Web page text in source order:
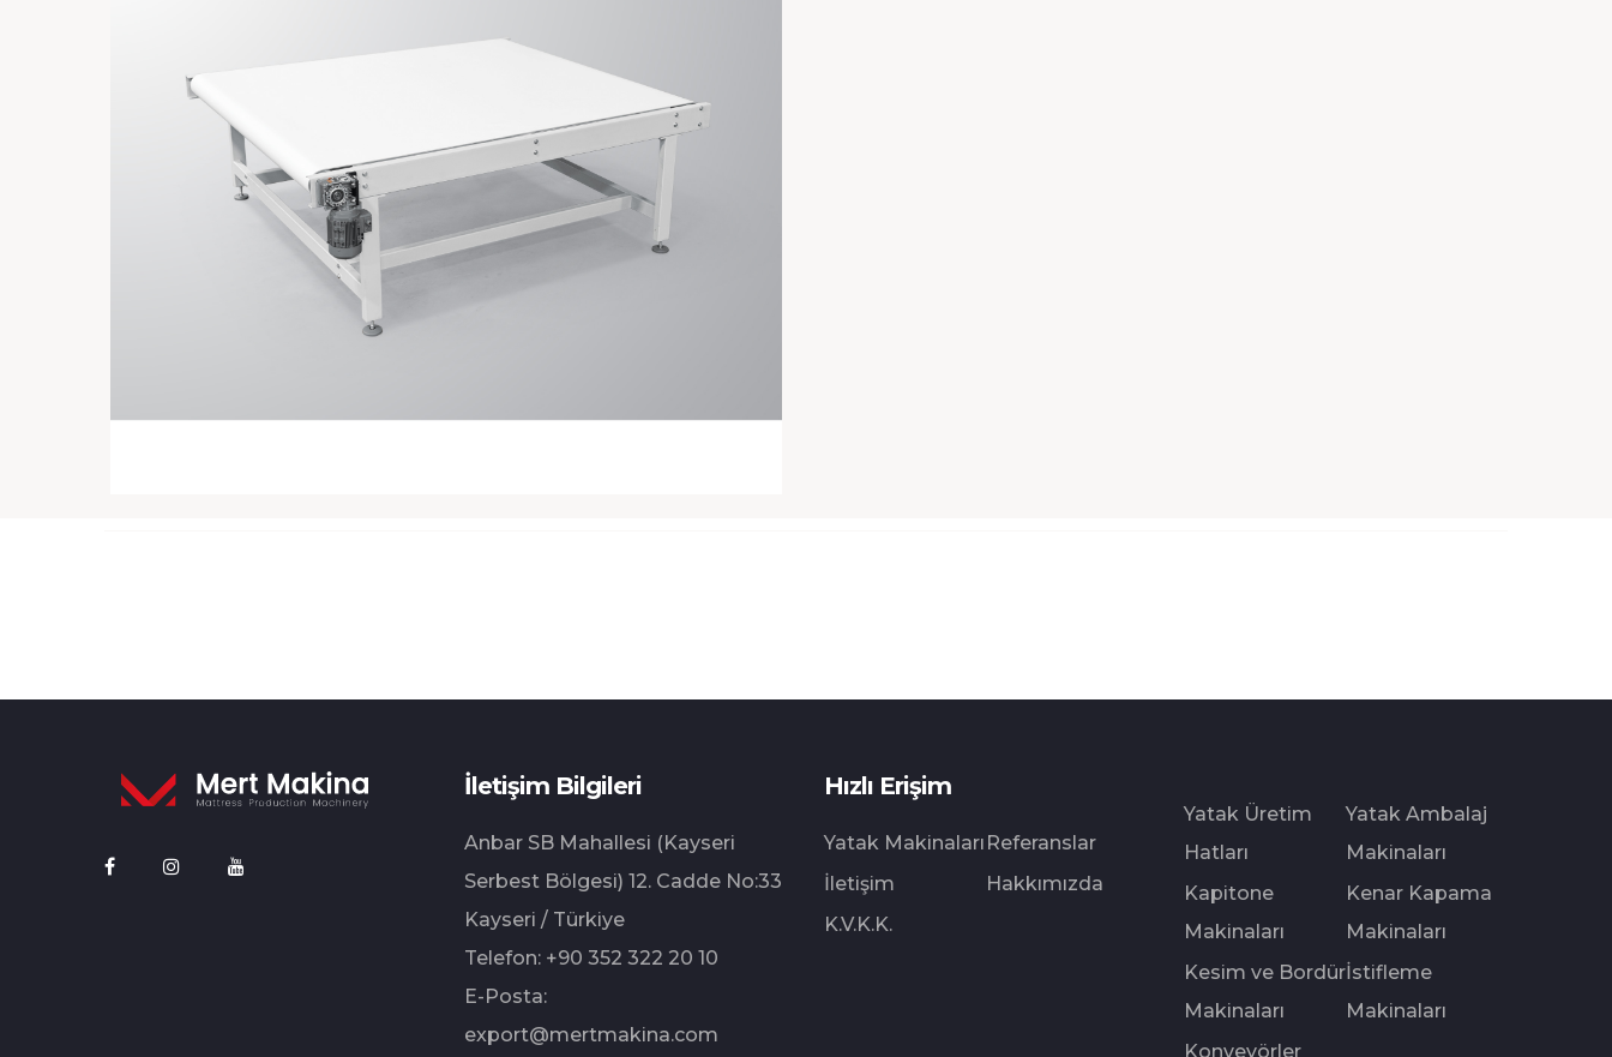
İletişim Bilgileri
Anbar SB Mahallesi (Kayseri
Serbest Bölgesi) 12.⁠ ⁠Cadde No:33
Kayseri / Türkiye
Telefon: +90 352 322 20 10
E-Posta:
export@mertmakina.com
Hızlı Erişim
Yatak Makinaları Referanslar
İletişim
Hakkımızda
K.V.K.K.
Yatak Üretim
Hatları
Yatak Ambalaj
Makinaları
Kapitone
Makinaları
Kenar Kapama
Makinaları
Kesim ve Bordür
Makinaları
İstifleme
Makinaları
Konveyörler